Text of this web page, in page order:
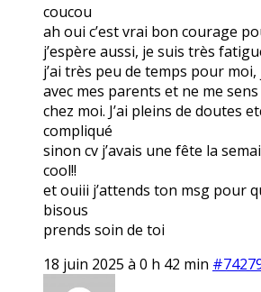
coucou
ah oui c’est vrai bon courage
j’espère aussi, je suis très
j’ai très peu de temps pour
avec mes parents et ne me sens
chez moi. J’ai pleins de doutes
compliqué
sinon cv j’avais une fête la
cool!!
et ouiii j’attends ton msg pour
bisous
prends soin de toi
18 juin 2025 à 0 h 42 min